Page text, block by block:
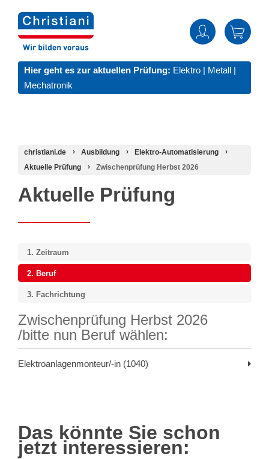
Hier geht es zur aktuellen Prüfung: Elektro | Metall |
Mechatronik
christiani.de Ausbildung
Elektro-Automatisierung
Aktuelle Prüfung
Zwischenprüfung Herbst 2026
Aktuelle Prüfung
Zwischenprüfung Herbst 2026
/bitte nun Beruf wählen:
1. Zeitraum
2. Beruf
3. Fachrichtung
Elektroanlagenmonteur/-in (1040)
Das könnte Sie schon
jetzt interessieren: